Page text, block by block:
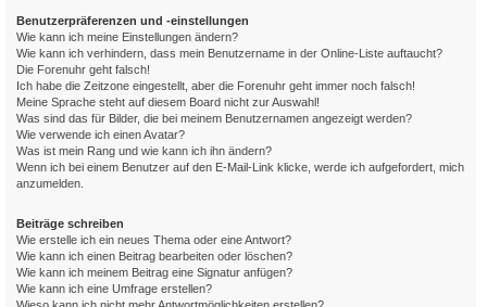
Benutzerpräferenzen und -einstellungen
Wie kann ich meine Einstellungen ändern?
Wie kann ich verhindern, dass mein Benutzername in der Online-Liste auftaucht?
Die Forenuhr geht falsch!
Ich habe die Zeitzone eingestellt, aber die Forenuhr geht immer noch falsch!
Meine Sprache steht auf diesem Board nicht zur Auswahl!
Was sind das für Bilder, die bei meinem Benutzernamen angezeigt werden?
Wie verwende ich einen Avatar?
Was ist mein Rang und wie kann ich ihn ändern?
Wenn ich bei einem Benutzer auf den E-Mail-Link klicke, werde ich aufgefordert, mich
anzumelden.
Beiträge schreiben
Wie erstelle ich ein neues Thema oder eine Antwort?
Wie kann ich einen Beitrag bearbeiten oder löschen?
Wie kann ich meinem Beitrag eine Signatur anfügen?
Wie kann ich eine Umfrage erstellen?